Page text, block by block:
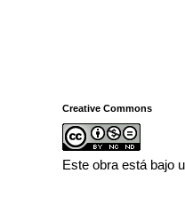
Creative Commons
Este obra está bajo